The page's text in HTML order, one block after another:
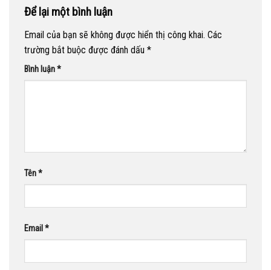
Để lại một bình luận
Email của bạn sẽ không được hiển thị công khai. Các
trường bắt buộc được đánh dấu *
Bình luận*
Tên*
Email *